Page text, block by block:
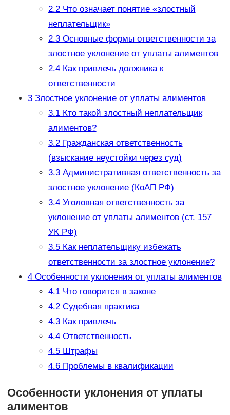
2.2Что означает понятие «злостный
неплательщик»
2.3Основные формы ответственности за
злостное уклонение от уплаты алиментов
2.4Как привлечь должника к
ответственности
3Злостное уклонение от уплаты алиментов
3.1Кто такой злостный неплательщик
алиментов?
3.2Гражданская ответственность
(взыскание неустойки через суд)
3.3Административная ответственность за
злостное уклонение (КоАП РФ)
3.4Уголовная ответственность за
уклонение от уплаты алиментов (ст. 157
УК РФ)
3.5Как неплательщику избежать
ответственности за злостное уклонение?
4Особенности уклонения от уплаты алиментов
4.1Что говорится в законе
4.2Судебная практика
4.3Как привлечь
4.4Ответственность
4.5Штрафы
4.6Проблемы в квалификации
Особенности уклонения от уплаты
алиментов